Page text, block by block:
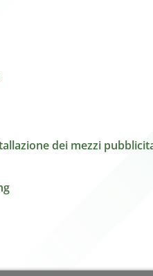
dei mezzi